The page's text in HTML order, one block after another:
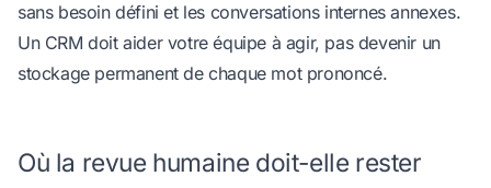
sans besoin défini et les conversations internes annexes.
Un CRM doit aider votre équipe à agir, pas devenir un
stockage permanent de chaque mot prononcé.
Où la revue humaine doit-elle rester